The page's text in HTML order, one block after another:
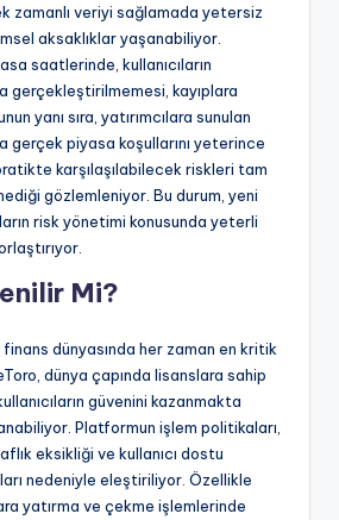
zamanlı veriyi sağlamada yetersiz
aksaklıklar yaşanabiliyor.
saatlerinde, kullanıcıların
gerçekleştirilmemesi, kayıplara
yanı sıra, yatırımcılara sunulan
gerçek piyasa koşullarını yeterince
karşılaşılabilecek riskleri tam
gözlemleniyor. Bu durum, yeni
risk yönetimi konusunda yeterli
Mi?
dünyasında her zaman en kritik
dünya çapında lisanslara sahip
güvenini kazanmakta
Platformun işlem politikaları,
eksikliği ve kullanıcı dostu
nedeniyle eleştiriliyor. Özellikle
yatırma ve çekme işlemlerinde